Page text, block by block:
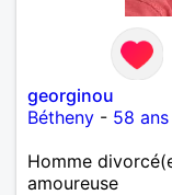
georginou
Bétheny - 58 ans
Homme
amoureuse